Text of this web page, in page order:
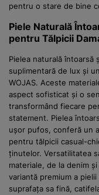
pentru o stare de bine
Piele Naturală
pentru Tălpicii
Pielea naturală întoarsă
suplimentară de lux și
WOJAS. Aceste
aspect sofisticat și o
transformând fiecare
statement. Pielea
ușor pufos, conferă un
pentru tălpicii casual-
ținutelor. Versatilitatea
materiale, de la denim
variantă premium a
suprafața sa fină,